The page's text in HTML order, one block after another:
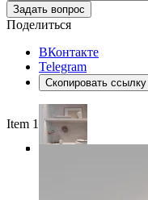
Задать вопрос
Поделиться
ВКонтакте
Telegram
Скопировать ссылку
Item 1 of 4